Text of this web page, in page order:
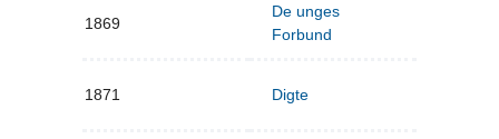
1869
De unges
Forbund
1871 Digte